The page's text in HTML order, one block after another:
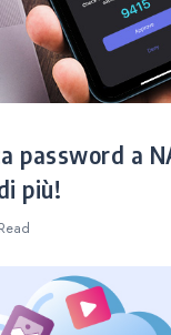
password a
più!
Read